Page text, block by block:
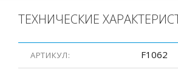
ТЕХНИЧЕСКИЕ
АРТИКУЛ: F1062